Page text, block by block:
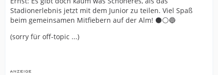
Stadionerlebnis jetzt mit dem Junior zu teilen. Viel Spaß
beim gemeinsamen Mitfiebern auf der Alm! ⚫⚪🔵
(sorry für off-topic ...)